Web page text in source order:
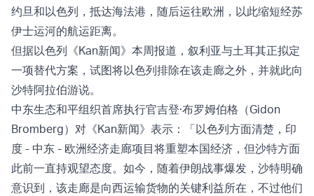
约旦和以色列，抵达海法港，随后运往欧洲，以此缩短经苏
伊士运河的航运距离。
但据以色列《Kan新闻》本周报道，叙利亚与土耳其正拟定
一项替代方案，试图将以色列排除在该走廊之外，并就此向
沙特阿拉伯游说。
中东生态和平组织首席执行官吉登·布罗姆伯格（Gidon
Bromberg）对《Kan新闻》表示：「以色列方面清楚，印
度 - 中东 - 欧洲经济走廊项目将重塑本国经济，但沙特方面
此前一直持观望态度。如今，随着伊朗战事爆发，沙特明确
意识到，该走廊是向西运输货物的关键利益所在，不过他们